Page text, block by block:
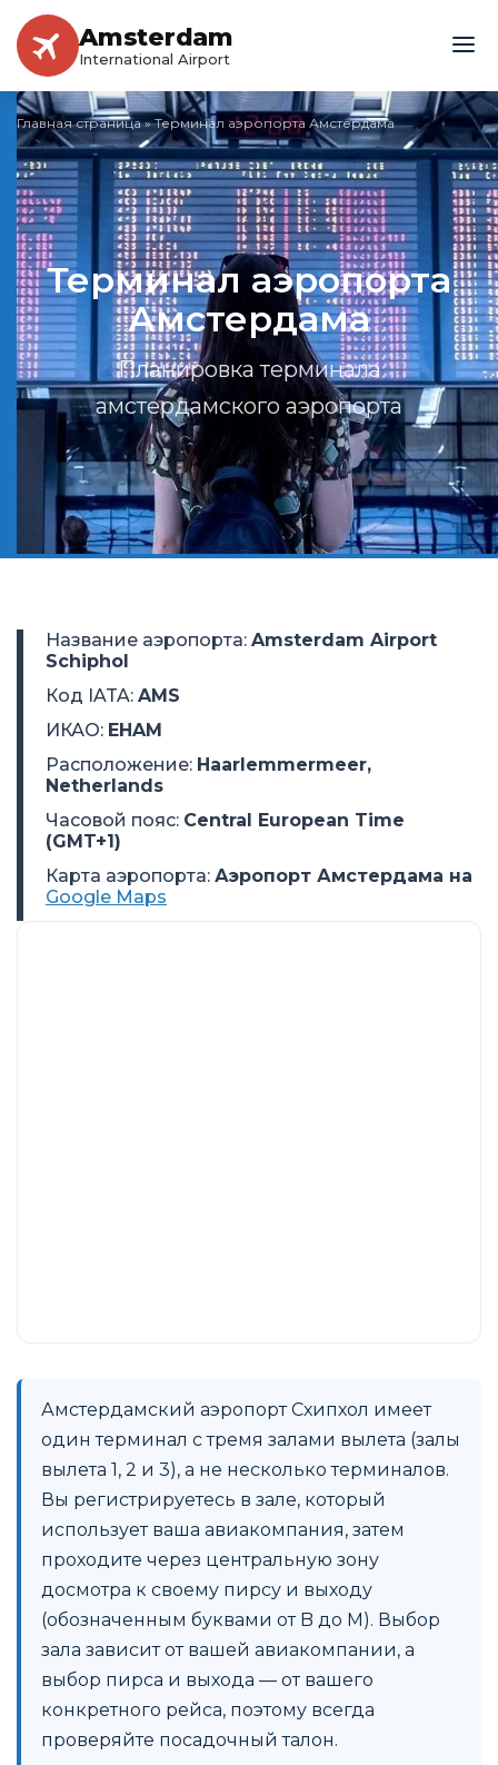
Amsterdam
International Airport
Главная страница»Терминал аэропорта Амстердама
Терминал аэропорта
Амстердама
Планировка терминала
амстердамского аэропорта
Амстердамский аэропорт Схипхол имеет
один терминал с тремя залами вылета (залы
вылета 1, 2 и 3), а не несколько терминалов.
Вы регистрируетесь в зале, который
использует ваша авиакомпания, затем
проходите через центральную зону
досмотра к своему пирсу и выходу
(обозначенным буквами от B до M). Выбор
зала зависит от вашей авиакомпании, а
выбор пирса и выхода — от вашего
конкретного рейса, поэтому всегда
проверяйте посадочный талон.
Название аэропорта: Amsterdam Airport
Schiphol
Код IATA: AMS
ИКАО: EHAM
Расположение: Haarlemmermeer,
Netherlands
Часовой пояс: Central European Time
(GMT+1)
Карта аэропорта: Аэропорт Амстердама на
Google Maps